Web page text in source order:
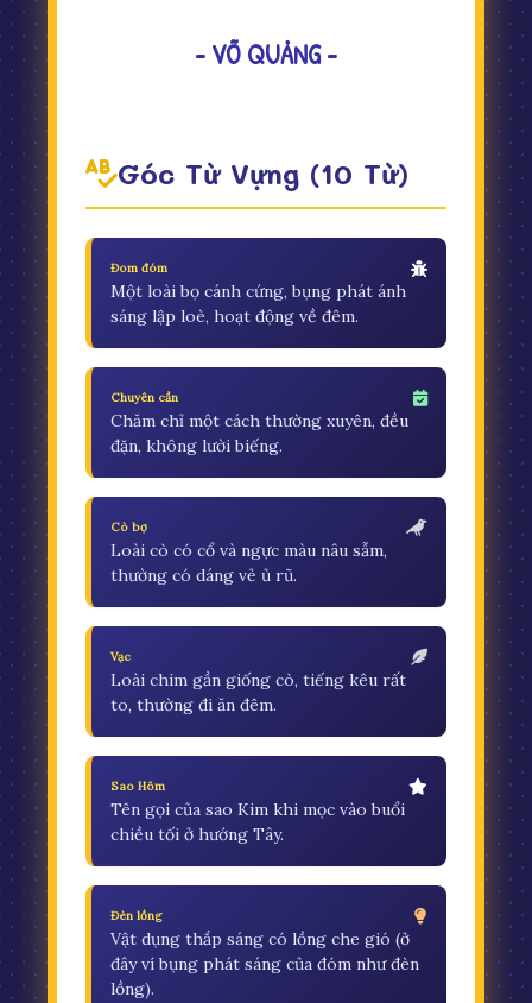
- VÕ QUẢNG -
Góc Từ Vựng (10 Từ)
Đom đóm
Một loài bọ cánh cứng, bụng phát ánh
sáng lập loè, hoạt động về đêm.
Chuyên cần
Chăm chỉ một cách thường xuyên, đều
đặn, không lười biếng.
Cò bợ
Loài cò có cổ và ngực màu nâu sẫm,
thường có dáng vẻ ủ rũ.
Vạc
Loài chim gần giống cò, tiếng kêu rất
to, thường đi ăn đêm.
Sao Hôm
Tên gọi của sao Kim khi mọc vào buổi
chiều tối ở hướng Tây.
Đèn lồng
Vật dụng thắp sáng có lồng che gió (ở
đây ví bụng phát sáng của đóm như đèn
lồng).